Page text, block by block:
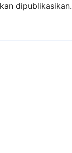
dipublikasikan.